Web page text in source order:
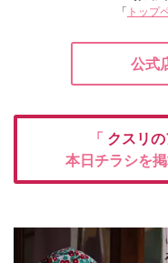
「 トップ
公式
「 クスリ
本日チラシを